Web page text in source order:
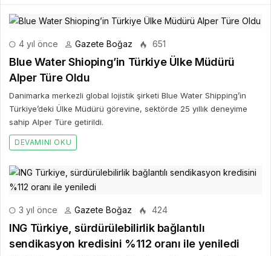
4 yıl önce Gazete Boğaz 651
Blue Water Shioping’in Türkiye Ülke Müdürü
Alper Türe Oldu
Danimarka merkezli global lojistik şirketi Blue Water Shipping’in
Türkiye’deki Ülke Müdürü görevine, sektörde 25 yıllık deneyime
sahip Alper Türe getirildi.
DEVAMINI OKU
3 yıl önce Gazete Boğaz 424
ING Türkiye, sürdürülebilirlik bağlantılı
sendikasyon kredisini %112 oranı ile yeniledi